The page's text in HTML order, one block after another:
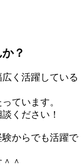
？
く活躍している
ています。
ください！
からでも活躍で
＾